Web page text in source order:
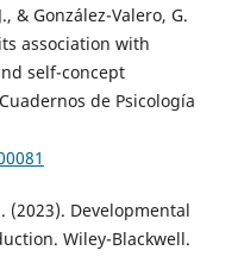
& González-Valero, G.
association with
self-concept
de Psicología
(2023). Developmental
Wiley-Blackwell.